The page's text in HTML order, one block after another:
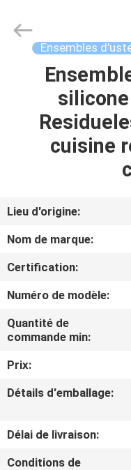
MAISON
PRODUITS
DE
NOUS
VISITE
D'USINE
CONTRÔLE
DE
QUALITÉ
CONTACTEZ-
NOUS
silicone
Fournisseur.Ensembles
cuisine
Lieu d'origine:
Nom de marque:
Certification:
Numéro de modèle:
Quantité de
commande min:
Prix:
Détails d'emballage:
Délai de livraison:
Conditions de